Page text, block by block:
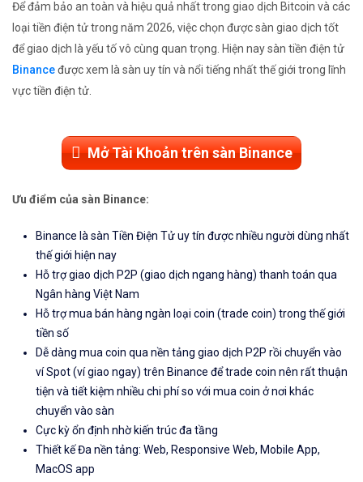
Để đảm bảo an toàn và hiệu quả nhất trong giao dịch Bitcoin và các
loại tiền điện tử trong năm 2026, việc chọn được sàn giao dịch tốt
để giao dịch là yếu tố vô cùng quan trọng. Hiện nay sàn tiền điện tử
Binanceđược xem là sàn uy tín và nổi tiếng nhất thế giới trong lĩnh
vực tiền điện tử.
Mở Tài Khoản trên sàn Binance
Ưu điểm của sàn Binance:
Binance là sàn Tiền Điện Tử uy tín được nhiều người dùng nhất
thế giới hiện nay
Hỗ trợ giao dịch P2P (giao dịch ngang hàng) thanh toán qua
Ngân hàng Việt Nam
Hỗ trợ mua bán hàng ngàn loại coin (trade coin) trong thế giới
tiền số
Dễ dàng mua coin qua nền tảng giao dịch P2P rồi chuyển vào
ví Spot (ví giao ngay) trên Binance để trade coin nên rất thuận
tiện và tiết kiệm nhiều chi phí so với mua coin ở nơi khác
chuyển vào sàn
Cực kỳ ổn định nhờ kiến trúc đa tầng
Thiết kế Đa nền tảng: Web, Responsive Web, Mobile App,
MacOS app